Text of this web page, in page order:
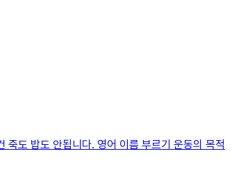
도 밥도 안됩니다. 영어 이름 부르기 운동의 목적